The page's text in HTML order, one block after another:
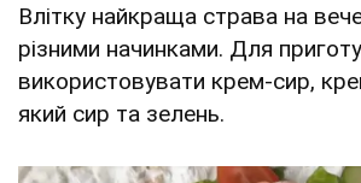
Влітку найкраща страва на
різними начинками. Для
використовувати крем-сир,
який сир та зелень.